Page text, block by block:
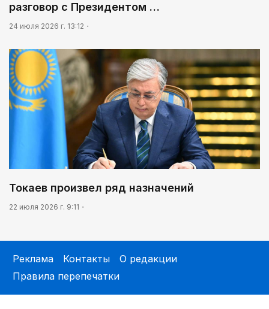
разговор с Президентом …
24 июля 2026 г. 13:12
Токаев произвел ряд назначений
22 июля 2026 г. 9:11
Реклама Контакты
О редакции
Правила перепечатки